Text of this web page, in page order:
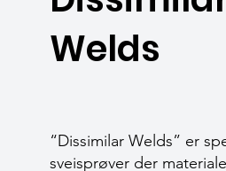
Welds
“Dissimilar Welds” er
sveisprøver der